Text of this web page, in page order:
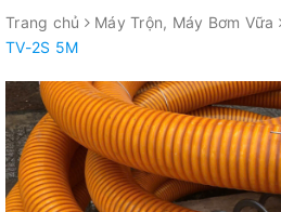
Trang chủ Máy Trộn, Máy Bơm Vữa
TV-2S 5M